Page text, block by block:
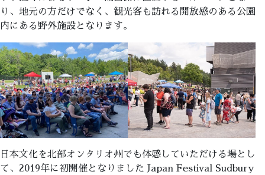
り、地元の方だけでなく、観光客も訪れる開放感のある公園
内にある野外施設となります。
日本文化を北部オンタリオ州でも体感していただける場とし
て、2019年に初開催となりました Japan Festival Sudbury